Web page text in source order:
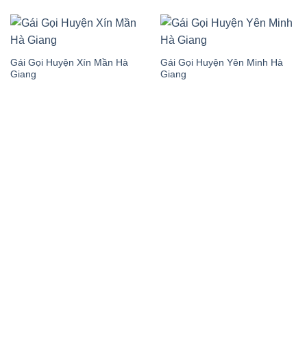
Gái Gọi Huyện Xín Mần Hà
Giang
Gái Gọi Huyện Yên Minh Hà
Giang